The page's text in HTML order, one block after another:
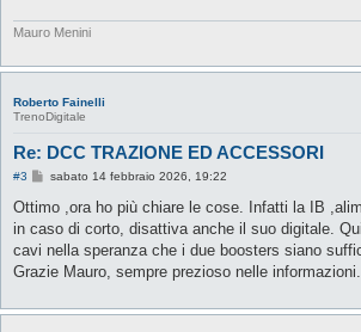
Mauro Menini
Roberto Fainelli
TrenoDigitale
Re: DCC TRAZIONE ED ACCESSORI
#3
M
s
a
g
i
sabato 14 febbraio 2026, 19:22
Ottimo ,ora ho più chiare le cose. Infatti la IB
in caso di corto, disattiva anche il suo digitale.
cavi nella speranza che i due boosters siano
Grazie Mauro, sempre prezioso nelle informazioni.